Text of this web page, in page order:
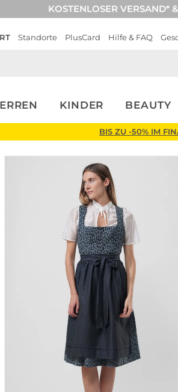
KOSTENLOSER VERSAND*
Standorte PlusCard Hilfe & FAQ
KINDER BEAUTY
BIS ZU -50% IM